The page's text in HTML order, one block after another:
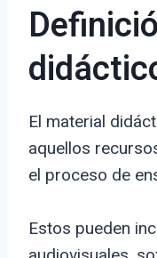
El material
aquellos
el proceso de
Estos pueden